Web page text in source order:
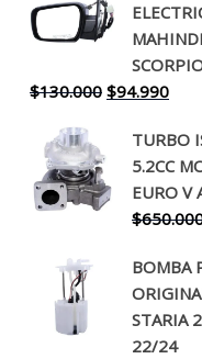
$130.000 El
original
era:
$130.000.
$94.990El
es:
TURBO
5.2CC
EURO V
$
BOMBA
STARIA
22/24